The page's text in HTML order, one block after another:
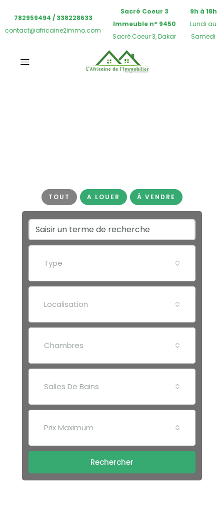
782959494 / 338228633
contact@africaine2immo.com
Sacré Coeur 3
Immeuble n° 9450
Sacré Coeur 3, Dakar
9h à 18h
Lundi au
Samedi
TOUT A LOUER À VENDRE
Type
Localisation
Chambres
Salles De Bains
Prix Maximum
Rechercher